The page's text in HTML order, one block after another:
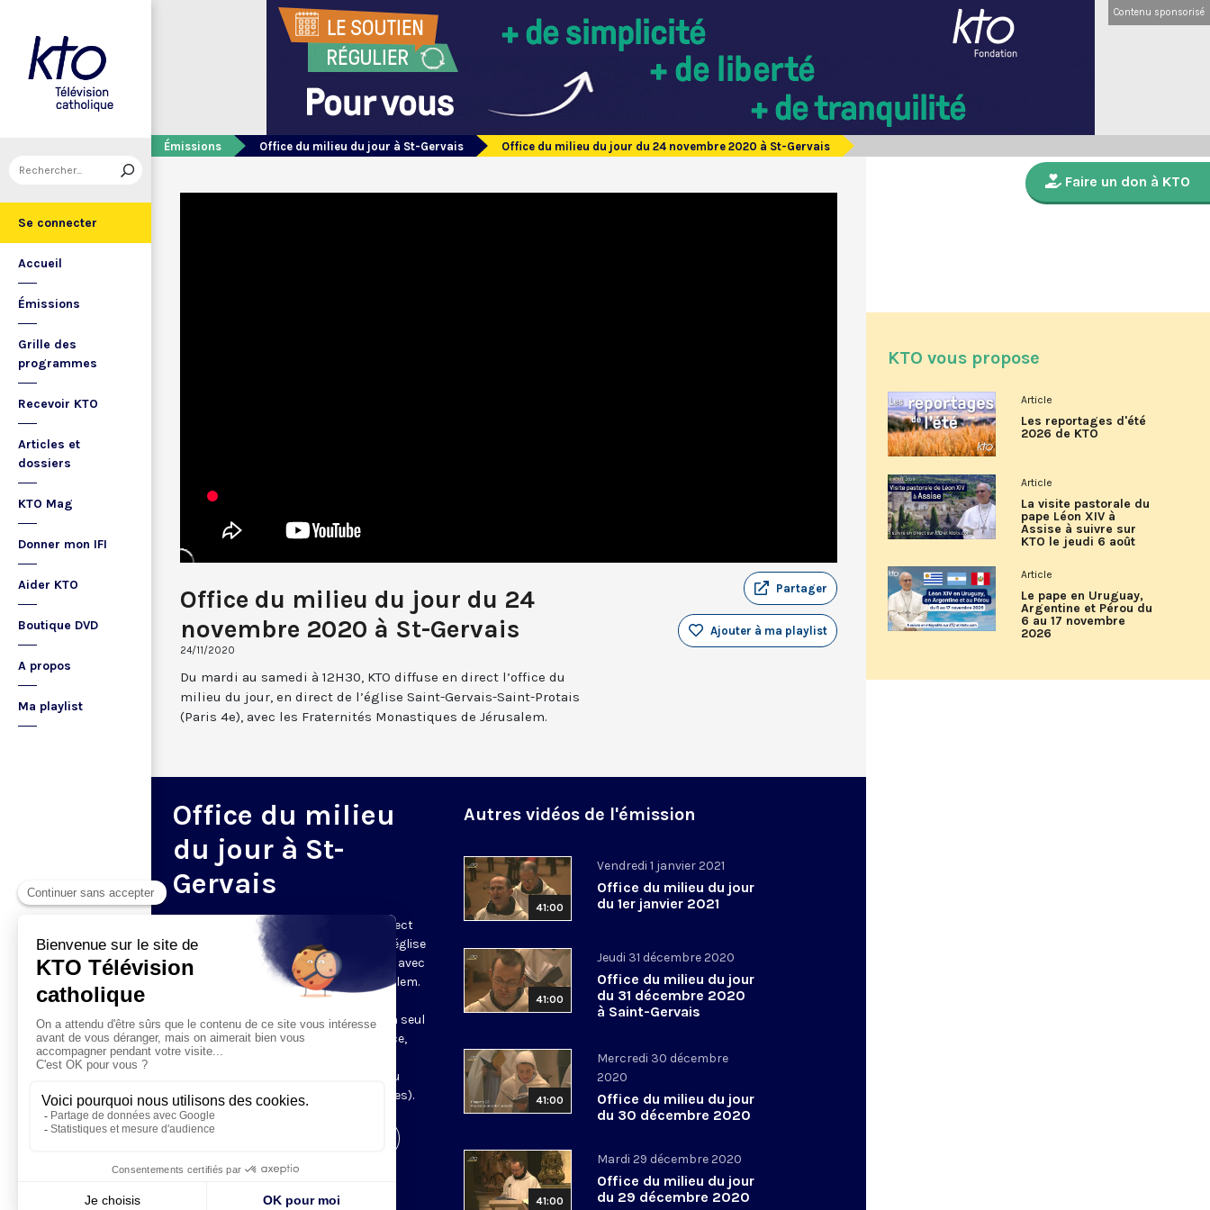
Se connecter
Accueil
Émissions
Grille des
programmes
Recevoir KTO
Articles et
dossiers
KTO Mag
Donner mon IFI
Aider KTO
Boutique DVD
A propos
Ma playlist
Contenu sponsorisé
Émissions Office du milieu du jour à St-Gervais Office du milieu du jour du 24 novembre 2020 à St-Gervais
Office du milieu du jour du 24
novembre 2020 à St-Gervais
24/11/2020
Partager
Ajouter à ma playlist
Du mardi au samedi à 12H30, KTO diffuse en direct l’office du
milieu du jour, en direct de l’église Saint-Gervais-Saint-Protais
(Paris 4e), avec les Fraternités Monastiques de Jérusalem.
Office du milieu
du jour à St-
Gervais
Du mardi au samedi, KTO diffuse en direct
l’office du milieu du jour, en direct de l’église
Saint-Gervais-Saint-Protais (Paris 4e), avec
les Fraternités Monastiques de Jérusalem.
L’Office du Milieu du Jour regroupe, en
particulier, «au milieu du jour» et en un seul
office, les heures monastiques de Tierce,
Sexte et None. Il permet à l’Église de
retrouver son Seigneur entre l’office du
matin (Laudes) et l’office du soir (Vêpres).
Autres vidéos de l'émission
41:00
Vendredi 1 janvier 2021
Office du milieu du jour
du 1er janvier 2021
41:00
Jeudi 31 décembre 2020
Office du milieu du jour
du 31 décembre 2020
à Saint-Gervais
41:00
Mercredi 30 décembre
2020
Office du milieu du jour
du 30 décembre 2020
41:00
Mardi 29 décembre 2020
Office du milieu du jour
du 29 décembre 2020
Faire un don à KTO
KTO vous propose
Article
Les reportages d'été
2026 de KTO
Article
La visite pastorale du
pape Léon XIV à
Assise à suivre sur
KTO le jeudi 6 août
Article
Le pape en Uruguay,
Argentine et Pérou du
6 au 17 novembre
2026